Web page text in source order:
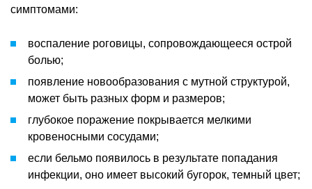
симптомами:
воспаление роговицы, сопровождающееся острой
болью;
появление новообразования с мутной структурой,
может быть разных форм и размеров;
глубокое поражение покрывается мелкими
кровеносными сосудами;
если бельмо появилось в результате попадания
инфекции, оно имеет высокий бугорок, темный цвет;